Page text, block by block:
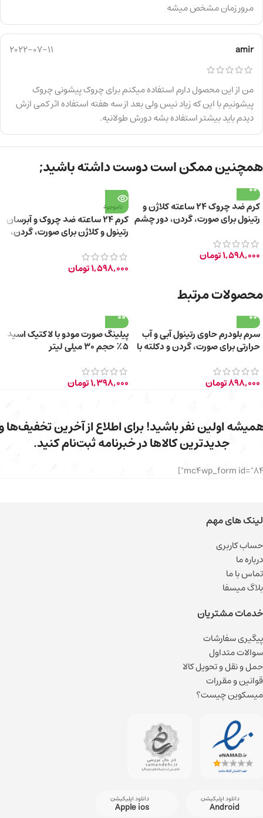
مرور زمان مشخص میشه
amir
2022-07-11
من از این محصول دارم استفاده میکنم برای چروک پیشونی چروک
پیشونیم با این که زیاد نیس ولی بعد از سه هفته استفاده اثر کمی ازش
دیدم باید بیشتر استفاده بشه دورش طولانیه.
همچنین ممکن است دوست داشته باشید;
کرم ضد چروک ۲۴ ساعته کلاژن و
رتینول برای صورت، گردن، دور چشم
1,598,000تومان
ناموجود
کرم ۲۴ ساعته ضد چروک و آبرسان
رتینول و کلاژن برای صورت، گردن،
1,598,000تومان
محصولات مرتبط
سرم بلودرم حاوی رتینول آبی و آب
حرارتی برای صورت، گردن و دکلته با
898,000تومان
پیلینگ صورت مودو با لاکتیک اسید
۵٪ حجم ۳۰ میلی لیتر
1,398,000تومان
اولین نفر باشید! برای اطلاع از آخرین تخفیف‌ها
جدیدترین کالاها در خبرنامه ثبت‌نام کنید.
لینک های مهم
حساب کاربری
درباره ما
تماس با ما
بلاگ میسفا
خدمات مشتریان
پیگیری سفارشات
سوالات متداول
حمل و نقل و تحویل کالا
قوانین و مقررات
میسکوین چیست؟
دانلود اپلیکیشن
Android
دانلود اپلیکیشن
Apple ios